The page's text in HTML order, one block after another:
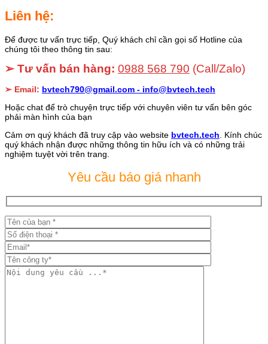
Liên hệ:
Để được tư vấn trực tiếp, Quý khách chỉ cần gọi số Hotline của
chúng tôi theo thông tin sau:
➢ Tư vấn bán hàng: 0988 568 790 (Call/Zalo)
➢ Email: bvtech790@gmail.com - info@bvtech.tech
Hoặc chat để trò chuyện trực tiếp với chuyên viên tư vấn bên góc
phải màn hình của bạn
Cảm ơn quý khách đã truy cập vào website bvtech.tech. Kính chúc
quý khách nhận được những thông tin hữu ích và có những trải
nghiệm tuyệt vời trên trang.
Yêu cầu báo giá nhanh